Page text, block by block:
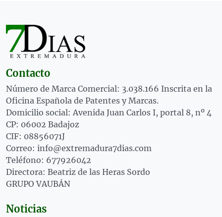
Contacto
Número de Marca Comercial: 3.038.166 Inscrita en la
Oficina Española de Patentes y Marcas.
Domicilio social: Avenida Juan Carlos I, portal 8, nº 4
CP: 06002 Badajoz
CIF: 08856071J
Correo: info@extremadura7dias.com
Teléfono: 677926042
Directora: Beatriz de las Heras Sordo
GRUPO VAUBÁN
Noticias